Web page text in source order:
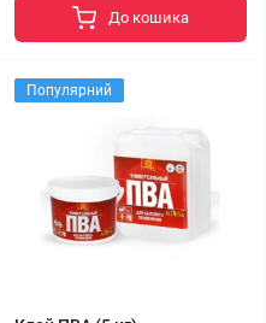
До кошика
Популярний